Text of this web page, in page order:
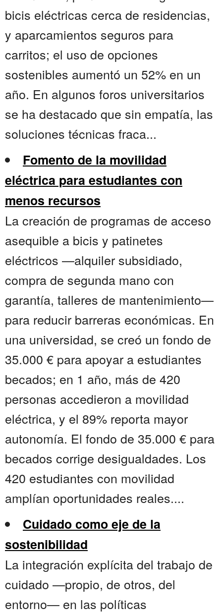
bicis eléctricas cerca de residencias,
y aparcamientos seguros para
carritos; el uso de opciones
sostenibles aumentó un 52% en un
año. En algunos foros universitarios
se ha destacado que sin empatía, las
soluciones técnicas fraca...
Fomento de la movilidad
eléctrica para estudiantes con
menos recursos
La creación de programas de acceso
asequible a bicis y patinetes
eléctricos —alquiler subsidiado,
compra de segunda mano con
garantía, talleres de mantenimiento—
para reducir barreras económicas. En
una universidad, se creó un fondo de
35.000 € para apoyar a estudiantes
becados; en 1 año, más de 420
personas accedieron a movilidad
eléctrica, y el 89% reporta mayor
autonomía. El fondo de 35.000 € para
becados corrige desigualdades. Los
420 estudiantes con movilidad
amplían oportunidades reales....
Cuidado como eje de la
sostenibilidad
La integración explícita del trabajo de
cuidado —propio, de otros, del
entorno— en las políticas